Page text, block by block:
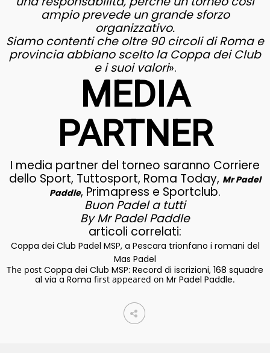
ampio prevede un grande sforzo
organizzativo.
Siamo contenti che oltre 90 circoli di Roma e
provincia abbiano scelto la Coppa dei Club
e i suoi valori».
MEDIA
PARTNER
I media partner del torneo saranno Corriere
dello Sport, Tuttosport, Roma Today, Mr Padel
Paddle, Primapress e Sportclub.
Buon Padel a tutti
By Mr Padel Paddle
articoli correlati:
Coppa dei Club Padel MSP, a Pescara trionfano i romani del
Mas Padel
The post Coppa dei Club MSP: Record di iscrizioni, 168 squadre
al via a Roma first appeared on Mr Padel Paddle.